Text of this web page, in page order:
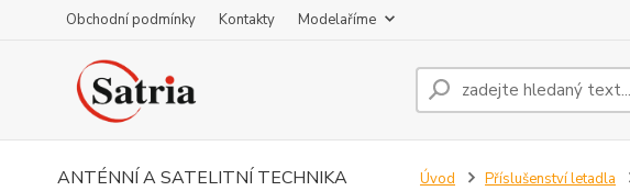
Obchodní podmínky Kontakty Modelaříme
ANTÉNNÍ A SATELITNÍ TECHNIKA Úvod Příslušenství letadla